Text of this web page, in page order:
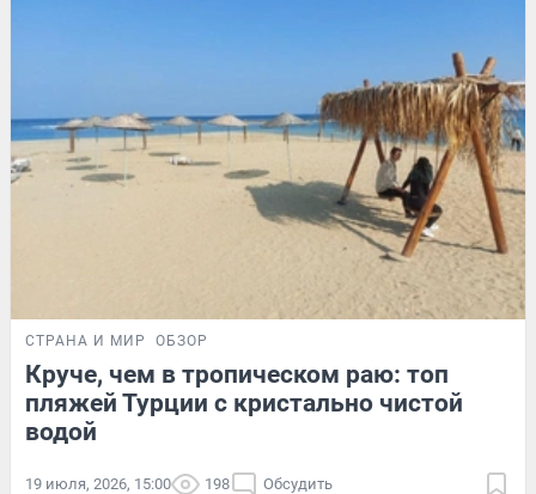
СТРАНА И МИР ОБЗОР
Круче, чем в тропическом раю: топ
пляжей Турции с кристально чистой
водой
19 июля, 2026, 15:00 198 Обсудить